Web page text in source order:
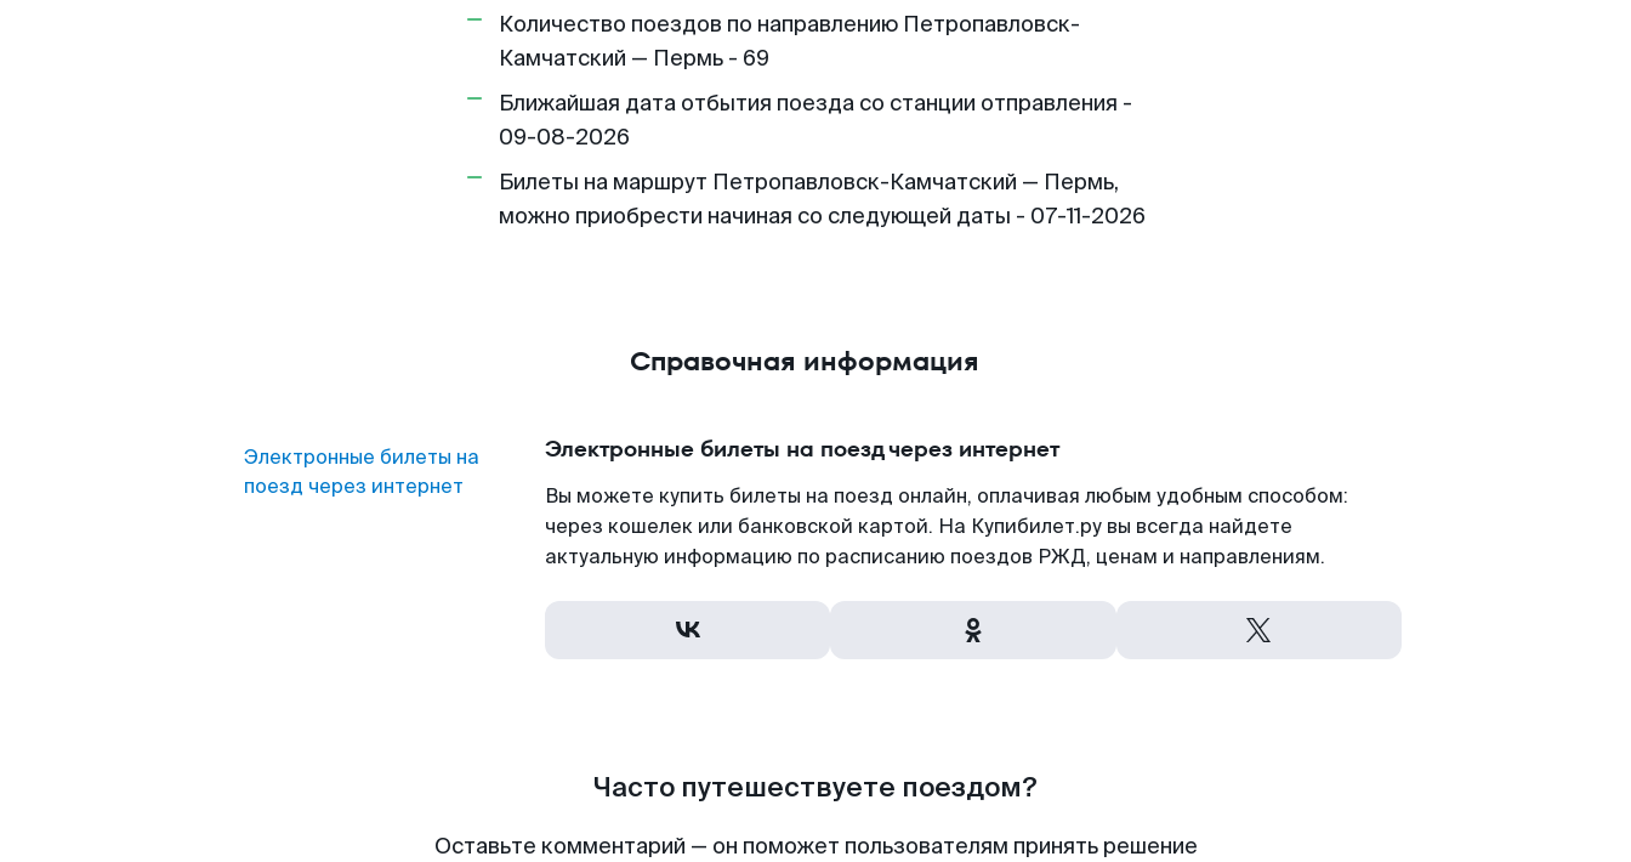
Количество поездов по направлению Петропавловск-
Камчатский — Пермь - 69
Ближайшая дата отбытия поезда со станции отправления -
09-08-2026
Билеты на маршрут Петропавловск-Камчатский — Пермь,
можно приобрести начиная со следующей даты - 07-11-2026
Справочная информация
Электронные билеты на
поезд через интернет
Электронные билеты на поезд через интернет
Вы можете купить билеты на поезд онлайн, оплачивая любым удобным способом:
через кошелек или банковской картой. На Купибилет.ру вы всегда найдете
актуальную информацию по расписанию поездов РЖД, ценам и направлениям.
Часто путешествуете поездом?
Оставьте комментарий — он поможет пользователям принять решение